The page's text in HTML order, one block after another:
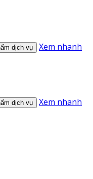
dịch vụ Xem nhanh
dịch vụ Xem nhanh